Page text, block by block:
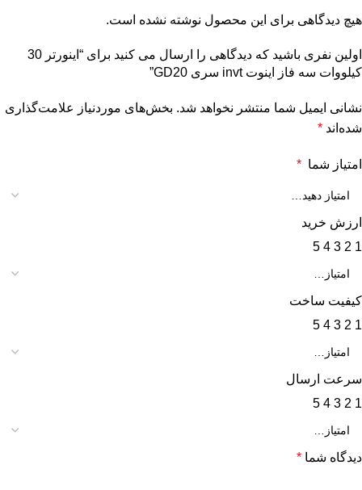
هیچ دیدگاهی برای این محصول نوشته نشده است.
اولین نفری باشید که دیدگاهی را ارسال می کنید برای “اينورتر 30
کیلووات سه فاز اینوت invt سری GD20”
نشانی ایمیل شما منتشر نخواهد شد. بخش‌های موردنیاز علامت‌گذاری
شده‌اند *
امتیاز شما *
ارزش خرید
1
2
3
4
5
کیفیت ساخت
1
2
3
4
5
سرعت ارسال
1
2
3
4
5
دیدگاه شما *